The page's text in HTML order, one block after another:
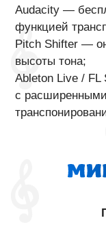
Audacity —
функцией
Pitch Shifter —
высоты тона;
Ableton Live /
с